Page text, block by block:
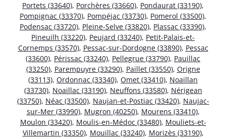
Portets (33640), Porchères (33660), Pondaurat (33190),
Pompignac (33370), Pompéjac (33730), Pomerol (33500),
Podensac (33720), Pleine-Selve (33820), Plassac (33390),
Pineuilh (33220), Peujard (33240), Petit-Palais-et-
Cornemps (33570), Pessac-sur-Dordogne (33890), Pessac
(33600), Périssac (33240), Pellegrue (33790), Pauillac
(33250), Parempuyre (33290), Paillet (33550), Origne
(33113), Ordonnac (33340), Omet (33410), Noaillan
(33730), Noaillac (33190), Neuffons (33580), Nérigean
(33750), Néac (33500), Naujan-et-Postiac (33420), Naujac-
sur-Mer (33990), Mugron (40250), Mourens (33410),
Moulon (33420), Moulis-en-Médoc (33480), Mouliets-et-
Villemartin (33350), Mouillac (33240), Morizès (33190),